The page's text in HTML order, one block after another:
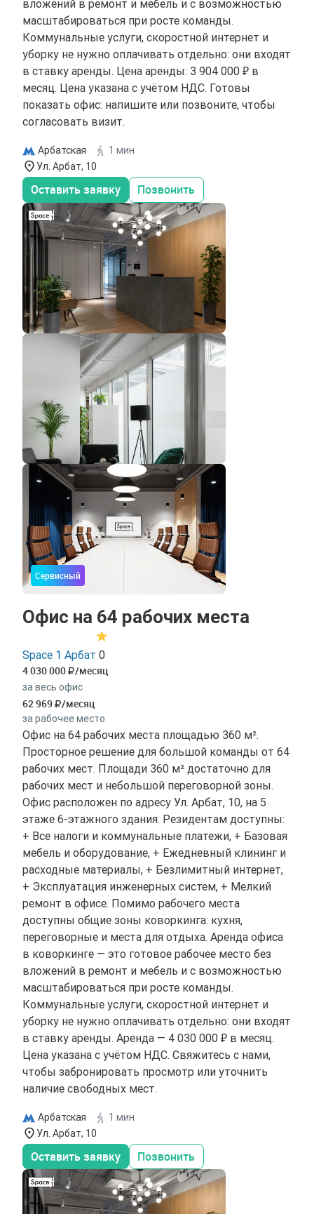
вложений в ремонт и мебель и с возможностью
масштабироваться при росте команды.
Коммунальные услуги, скоростной интернет и
уборку не нужно оплачивать отдельно: они входят
в ставку аренды. Цена аренды: 3 904 000 ₽ в
месяц. Цена указана с учётом НДС. Готовы
показать офис: напишите или позвоните, чтобы
согласовать визит.
Арбатская
1 мин
Ул. Арбат, 10
Оставить заявку Позвонить
Сервисный
Офис на 64 рабочих места
Space 1 Арбат 0
4 030 000 /месяц
за весь офис
62 969 /месяц
за рабочее место
Офис на 64 рабочих места площадью 360 м².
Просторное решение для большой команды от 64
рабочих мест. Площади 360 м² достаточно для
рабочих мест и небольшой переговорной зоны.
Офис расположен по адресу Ул. Арбат, 10, на 5
этаже 6-этажного здания. Резидентам доступны:
+ Все налоги и коммунальные платежи, + Базовая
мебель и оборудование, + Ежедневный клининг и
расходные материалы, + Безлимитный интернет,
+ Эксплуатация инженерных систем, + Мелкий
ремонт в офисе. Помимо рабочего места
доступны общие зоны коворкинга: кухня,
переговорные и места для отдыха. Аренда офиса
в коворкинге — это готовое рабочее место без
вложений в ремонт и мебель и с возможностью
масштабироваться при росте команды.
Коммунальные услуги, скоростной интернет и
уборку не нужно оплачивать отдельно: они входят
в ставку аренды. Аренда — 4 030 000 ₽ в месяц.
Цена указана с учётом НДС. Свяжитесь с нами,
чтобы забронировать просмотр или уточнить
наличие свободных мест.
Арбатская
1 мин
Ул. Арбат, 10
Оставить заявку Позвонить